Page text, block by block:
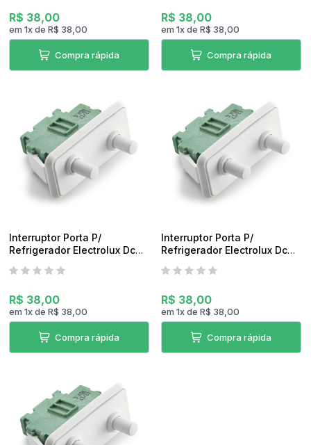
R$ 38,00
em1xdeR$ 38,00
Compra rápida
R$ 38,00
em1xdeR$ 38,00
Compra rápida
Interruptor Porta P/
Refrigerador Electrolux Dc45
R$ 38,00
em1xdeR$ 38,00
Compra rápida
Interruptor Porta P/
Refrigerador Electrolux Dc46
R$ 38,00
em1xdeR$ 38,00
Compra rápida